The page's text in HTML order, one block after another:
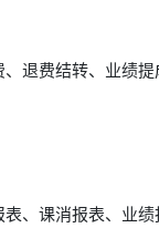
退费结转、业绩
、课消报表、业